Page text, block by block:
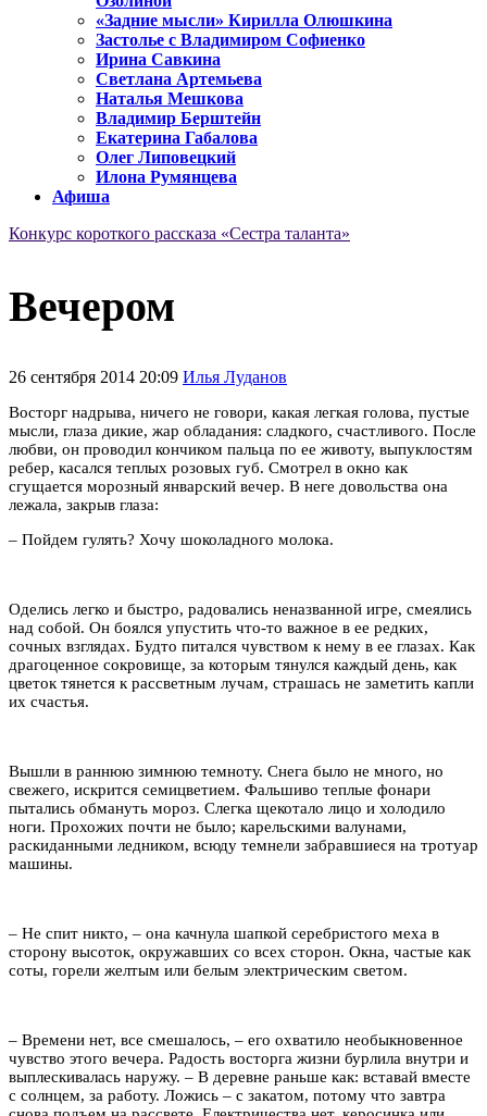
«Задние мысли» Кирилла Олюшкина
Застолье с Владимиром Софиенко
Ирина Савкина
Светлана Артемьева
Наталья Мешкова
Владимир Берштейн
Екатерина Габалова
Олег Липовецкий
Илона Румянцева
Афиша
Конкурс короткого рассказа «Сестра таланта»
Вечером
26 сентября 2014 20:09 Илья Луданов
Восторг надрыва, ничего не говори, какая легкая голова, пустые
мысли, глаза дикие, жар обладания: сладкого, счастливого. После
любви, он проводил кончиком пальца по ее животу, выпуклостям
ребер, касался теплых розовых губ. Смотрел в окно как
сгущается морозный январский вечер. В неге довольства она
лежала, закрыв глаза:
– Пойдем гулять? Хочу шоколадного молока.
Оделись легко и быстро, радовались неназванной игре, смеялись
над собой. Он боялся упустить что-то важное в ее редких,
сочных взглядах. Будто питался чувством к нему в ее глазах. Как
драгоценное сокровище, за которым тянулся каждый день, как
цветок тянется к рассветным лучам, страшась не заметить капли
их счастья.
Вышли в раннюю зимнюю темноту. Снега было не много, но
свежего, искрится семицветием. Фальшиво теплые фонари
пытались обмануть мороз. Слегка щекотало лицо и холодило
ноги. Прохожих почти не было; карельскими валунами,
раскиданными ледником, всюду темнели забравшиеся на тротуар
машины.
– Не спит никто, – она качнула шапкой серебристого меха в
сторону высоток, окружавших со всех сторон. Окна, частые как
соты, горели желтым или белым электрическим светом.
– Времени нет, все смешалось, – его охватило необыкновенное
чувство этого вечера. Радость восторга жизни бурлила внутри и
выплескивалась наружу. – В деревне раньше как: вставай вместе
с солнцем, за работу. Ложись – с закатом, потому что завтра